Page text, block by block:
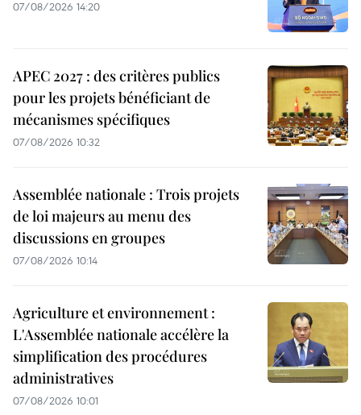
07/08/2026 14:20
APEC 2027 : des critères publics
pour les projets bénéficiant de
mécanismes spécifiques
07/08/2026 10:32
Assemblée nationale : Trois projets
de loi majeurs au menu des
discussions en groupes
07/08/2026 10:14
Agriculture et environnement :
L'Assemblée nationale accélère la
simplification des procédures
administratives
07/08/2026 10:01